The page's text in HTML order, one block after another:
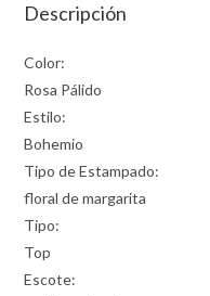
Descripción
Color:
Rosa Pálido
Estilo:
Bohemio
Tipo de Estampado:
floral de margarita
Tipo:
Top
Escote: